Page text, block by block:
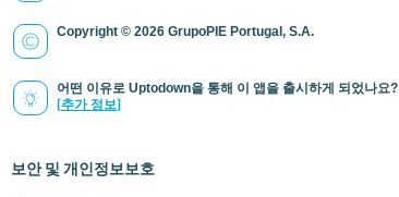
Copyright © 2026 GrupoPIE Portugal, S.A.
어떤 이유로 Uptodown을 통해 이 앱을 출시하게 되었나요?
(추가 정보)
보안 및 개인정보보호